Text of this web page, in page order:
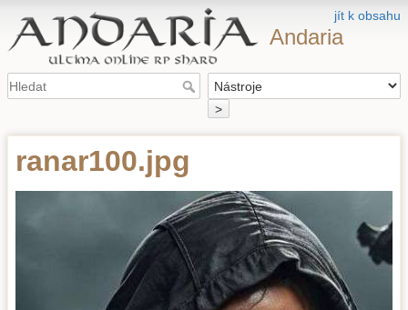
jít k obsahu
Andaria
>
ranar100.jpg